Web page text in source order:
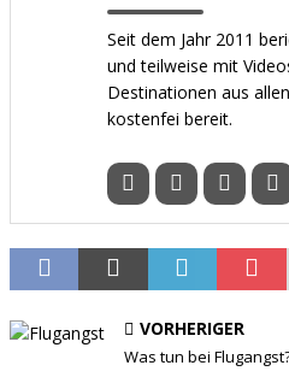
Seit dem Jahr 2011
und teilweise mit
Destinationen aus
kostenfei bereit.
VORHERIGER
Was tun bei